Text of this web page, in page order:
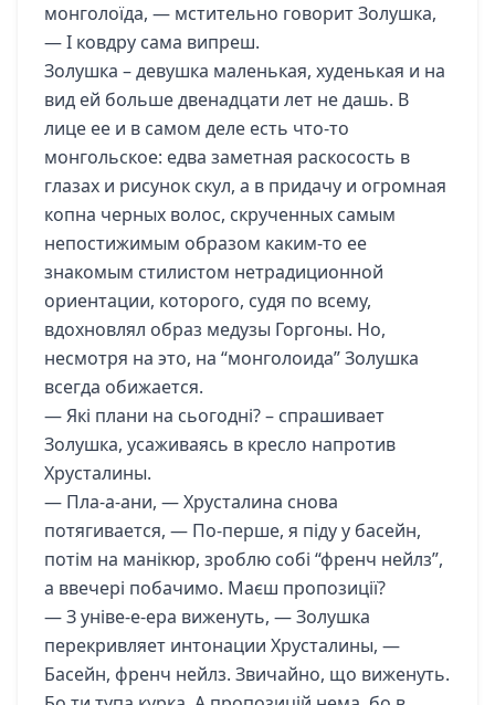
монголоїда, — мстительно говорит Золушка,
— І ковдру сама випреш.
Золушка – девушка маленькая, худенькая и на
вид ей больше двенадцати лет не дашь. В
лице ее и в самом деле есть что-то
монгольское: едва заметная раскосость в
глазах и рисунок скул, а в придачу и огромная
копна черных волос, скрученных самым
непостижимым образом каким-то ее
знакомым стилистом нетрадиционной
ориентации, которого, судя по всему,
вдохновлял образ медузы Горгоны. Но,
несмотря на это, на “монголоида” Золушка
всегда обижается.
— Які плани на сьогодні? – спрашивает
Золушка, усаживаясь в кресло напротив
Хрусталины.
— Пла-а-ани, — Хрусталина снова
потягивается, — По-перше, я піду у басейн,
потім на манікюр, зроблю собі “френч нейлз”,
а ввечері побачимо. Маєш пропозиції?
— З уніве-е-ера виженуть, — Золушка
перекривляет интонации Хрусталины, —
Басейн, френч нейлз. Звичайно, що виженуть.